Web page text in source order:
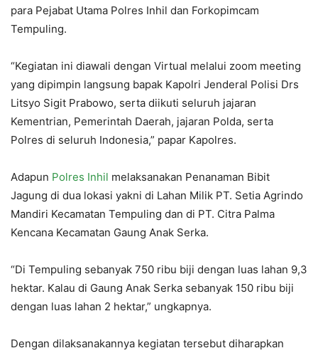
para Pejabat Utama Polres Inhil dan Forkopimcam
Tempuling.
“Kegiatan ini diawali dengan Virtual melalui zoom meeting
yang dipimpin langsung bapak Kapolri Jenderal Polisi Drs
Litsyo Sigit Prabowo, serta diikuti seluruh jajaran
Kementrian, Pemerintah Daerah, jajaran Polda, serta
Polres di seluruh Indonesia,” papar Kapolres.
Adapun Polres Inhil melaksanakan Penanaman Bibit
Jagung di dua lokasi yakni di Lahan Milik PT. Setia Agrindo
Mandiri Kecamatan Tempuling dan di PT. Citra Palma
Kencana Kecamatan Gaung Anak Serka.
“Di Tempuling sebanyak 750 ribu biji dengan luas lahan 9,3
hektar. Kalau di Gaung Anak Serka sebanyak 150 ribu biji
dengan luas lahan 2 hektar,” ungkapnya.
Dengan dilaksanakannya kegiatan tersebut diharapkan